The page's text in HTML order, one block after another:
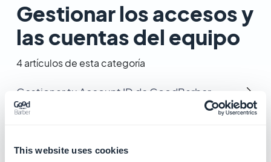
This website uses cookies
Gestionar los accesos y
las cuentas del equipo
4 artículos de esta categoría
Gestionar tu Account ID de GoodBarber
Transferir la propiedad de tu app